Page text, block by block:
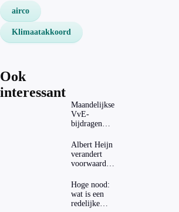
airco
Klimaatakkoord
Ook
interessant
Maandelijkse
VvE-
bijdragen
dat invloed
op je
hypotheek?
Albert Heijn
verandert
voorwaarden
mag dat
zomaar?
Hoge nood:
wat is een
redelijke